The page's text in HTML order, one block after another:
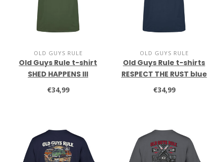
OLD GUYS RULE
Old Guys Rule t-shirt
SHED HAPPENS III
military green
€34,99
OLD GUYS RULE
Old Guys Rule t-shirts
RESPECT THE RUST blue
dusk
€34,99